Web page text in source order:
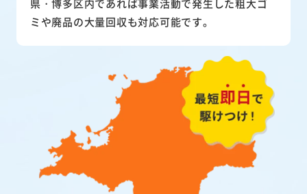
県・博多区内であれば事業活動で発生した粗大ゴ
ミや廃品の大量回収も対応可能です。